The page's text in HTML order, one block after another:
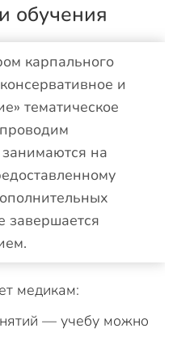
обучения
карпального
и
тематическое
на
завершается
медикам:
— учебу можно